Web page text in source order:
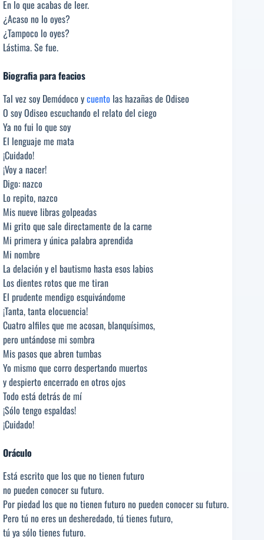
En lo que acabas de leer.
¿Acaso no lo oyes?
¿Tampoco lo oyes?
Lástima. Se fue.
Biografia para feacios
Tal vez soy Demódoco ycuento las hazañas de Odiseo
O soy Odiseo escuchando el relato del ciego
Ya no fui lo que soy
El lenguaje me mata
¡Cuidado!
¡Voy a nacer!
Digo: nazco
Lo repito, nazco
Mis nueve libras golpeadas
Mi grito que sale directamente de la carne
Mi primera y única palabra aprendida
Mi nombre
La delación y el bautismo hasta esos labios
Los dientes rotos que me tiran
El prudente mendigo esquivándome
¡Tanta, tanta elocuencia!
Cuatro alfiles que me acosan, blanquísimos,
pero untándose mi sombra
Mis pasos que abren tumbas
Yo mismo que corro despertando muertos
y despierto encerrado en otros ojos
Todo está detrás de mí
¡Sólo tengo espaldas!
¡Cuidado!
Oráculo
Está escrito que los que no tienen futuro
no pueden conocer su futuro.
Por piedad los que no tienen futuro no pueden conocer su futuro.
Pero tú no eres un desheredado, tú tienes futuro,
tú ya sólo tienes futuro.